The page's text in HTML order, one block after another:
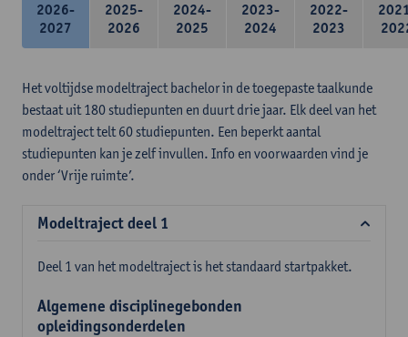
2026-
2027
2025-
2026
2024-
2025
2023-
2024
2022-
2023
Het voltijdse modeltraject bachelor in de toegepaste taalkunde
bestaat uit 180 studiepunten en duurt drie jaar. Elk deel van het
modeltraject telt 60 studiepunten. Een beperkt aantal
studiepunten kan je zelf invullen. Info en voorwaarden vind je
onder ‘Vrije ruimte’.
Modeltraject deel 1
Deel 1 van het modeltraject is het standaard startpakket.
Algemene disciplinegebonden
opleidingsonderdelen